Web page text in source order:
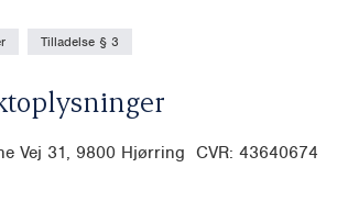
Tilladelse § 3
Vej 31, 9800 Hjørring CVR: 43640674